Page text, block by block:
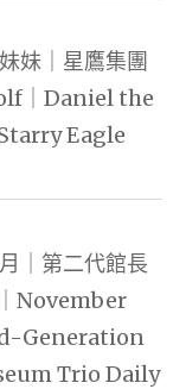
妹｜星鷹集團
｜Daniel the
Eagle
｜第二代館長
November
Generation
Trio Daily